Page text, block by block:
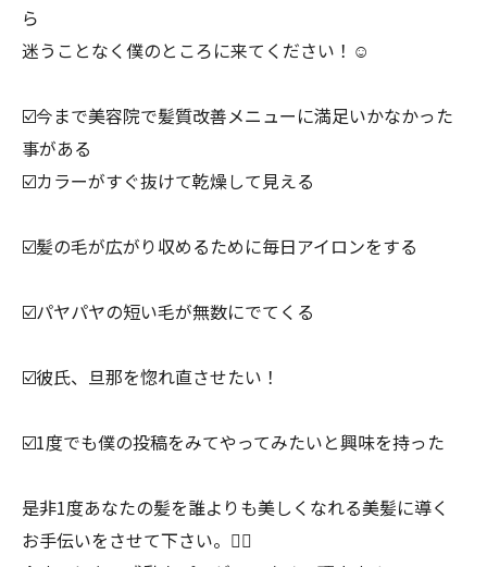
ら
迷うことなく僕のところに来てください！☺️
☑️今まで美容院で髪質改善メニューに満足いかなかった
事がある
☑️カラーがすぐ抜けて乾燥して見える
☑️髪の毛が広がり収めるために毎日アイロンをする
☑️パヤパヤの短い毛が無数にでてくる
☑️彼氏、旦那を惚れ直させたい！
☑️1度でも僕の投稿をみてやってみたいと興味を持った
是非1度あなたの髪を誰よりも美しくなれる美髪に導く
お手伝いをさせて下さい。🙇‍♂️